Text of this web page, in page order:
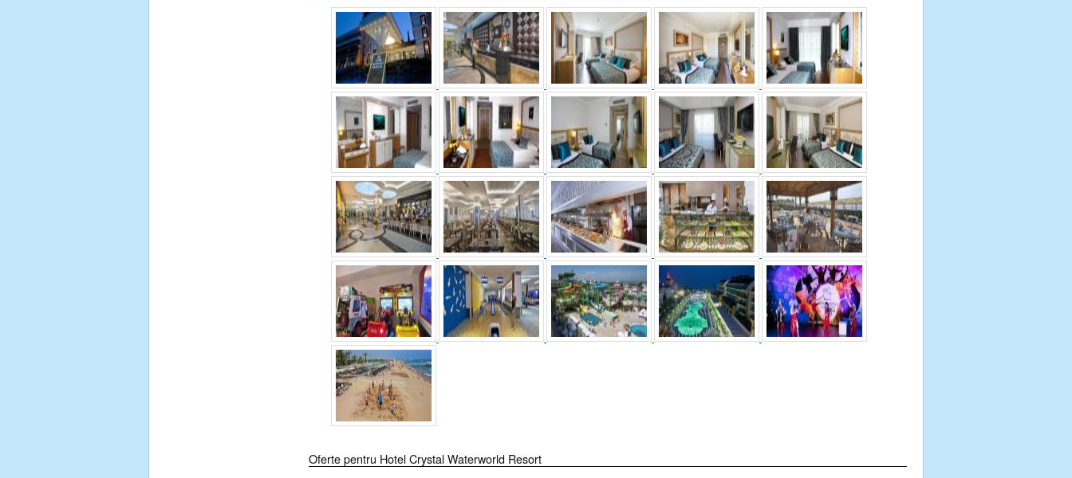
Oferte pentru Hotel Crystal Waterworld Resort